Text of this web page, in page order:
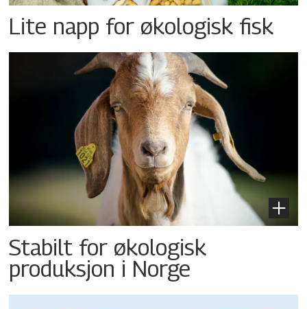
Lite napp for økologisk fisk
Stabilt for økologisk
produksjon i Norge